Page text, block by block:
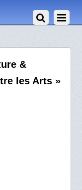
&
les Arts »